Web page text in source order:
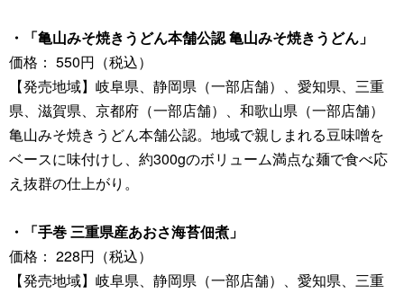
・「亀山みそ焼きうどん本舗公認 亀山みそ焼きうどん」
価格： 550円（税込）
【発売地域】岐阜県、静岡県（一部店舗）、愛知県、三重
県、滋賀県、京都府（一部店舗）、和歌山県（一部店舗）
亀山みそ焼きうどん本舗公認。地域で親しまれる豆味噌を
ベースに味付けし、約300gのボリューム満点な麺で食べ応
え抜群の仕上がり。
・「手巻 三重県産あおさ海苔佃煮」
価格： 228円（税込）
【発売地域】岐阜県、静岡県（一部店舗）、愛知県、三重